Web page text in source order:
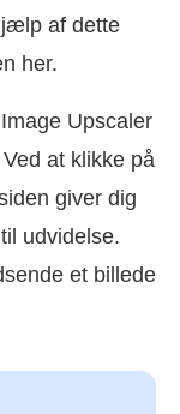
af dette
her.
Upscaler
at klikke på
giver dig
udvidelse.
et billede